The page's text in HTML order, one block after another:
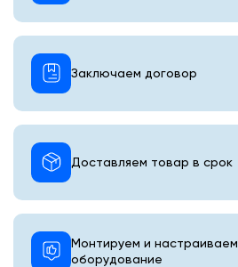
Монтируем и настраиваем
оборудование
Доставляем товар в срок
Заключаем договор